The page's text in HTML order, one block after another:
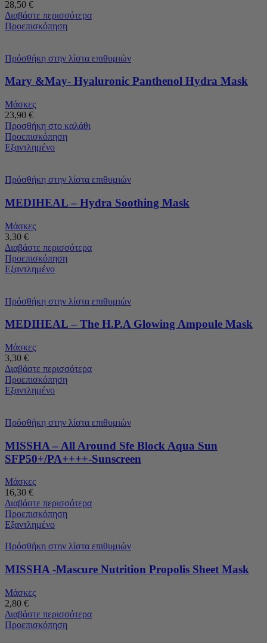
28,50 €
Διαβάστε περισσότερα
Προεπισκόπηση
Πρόσθήκη στην λίστα επιθυμιών
Mary &May- Hyaluronic Panthenol Hydra Mask
Μάσκες
23,90 €
Προσθήκη στο καλάθι
Προεπισκόπηση
Εξαντλημένο
Πρόσθήκη στην λίστα επιθυμιών
MEDIHEAL – Hydra Soothing Mask
Μάσκες
3,30 €
Διαβάστε περισσότερα
Προεπισκόπηση
Εξαντλημένο
Πρόσθήκη στην λίστα επιθυμιών
MEDIHEAL – The H.P.A Glowing Ampoule Mask
Μάσκες
3,30 €
Διαβάστε περισσότερα
Προεπισκόπηση
Εξαντλημένο
Πρόσθήκη στην λίστα επιθυμιών
MISSHA – All Around Sfe Block Aqua Sun
SFP50+/PA++++-Sunscreen
Μάσκες
16,30 €
Διαβάστε περισσότερα
Προεπισκόπηση
Εξαντλημένο
Πρόσθήκη στην λίστα επιθυμιών
MISSHA -Mascure Nutrition Propolis Sheet Mask
Μάσκες
2,80 €
Διαβάστε περισσότερα
Προεπισκόπηση